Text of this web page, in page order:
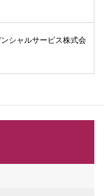
シャルサービス株式会